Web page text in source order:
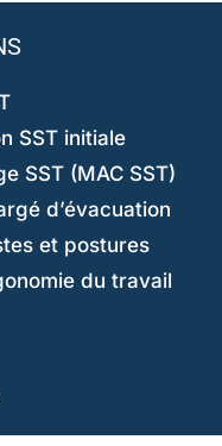
SST initiale
SST (MAC SST)
d’évacuation
et postures
du travail